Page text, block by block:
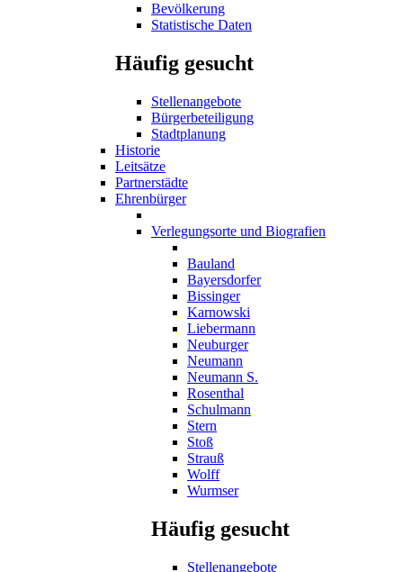
Bevölkerung
Statistische Daten
Häufig gesucht
Stellenangebote
Bürgerbeteiligung
Stadtplanung
Historie
Leitsätze
Partnerstädte
Ehrenbürger
Verlegungsorte und Biografien
Bauland
Bayersdorfer
Bissinger
Karnowski
Liebermann
Neuburger
Neumann
Neumann S.
Rosenthal
Schulmann
Stern
Stoß
Strauß
Wolff
Wurmser
Häufig gesucht
Stellenangebote